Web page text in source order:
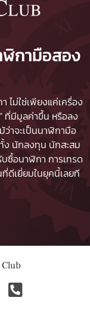
กามือสอง
ไม่ใช่เพียงแค่เครื่อง
ที่มีมูลค่าขึ้น หรือลง
าจะเป็นนาฬิกามือ
ง นักลงทุน นักสะสม
บซื้อนาฬิกา การเทรด
ดีเยี่ยมในยุคนี้เลยที